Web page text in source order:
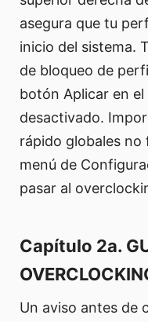
asegura que tu
inicio del sistema.
de bloqueo de
botón Aplicar en
desactivado.
rápido globales no
menú de
pasar al
Capítulo 2a.
Un aviso antes de